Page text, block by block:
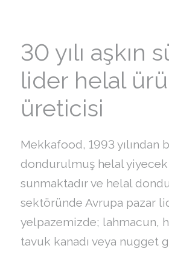
30 yılı aşkın
lider helal
üreticisi
Mekkafood, 1993 yılından
dondurulmuş helal
sunmaktadır ve helal
sektöründe Avrupa pazar
yelpazemizde; lahmacun,
tavuk kanadı veya nugget